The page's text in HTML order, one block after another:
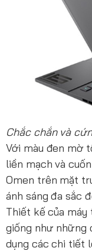
Chắc chắn và
Với màu đen mờ
liền mạch và
Omen trên mặt
ánh sáng đa sắc
Thiết kế của
giống như những
dụng các chi tiết